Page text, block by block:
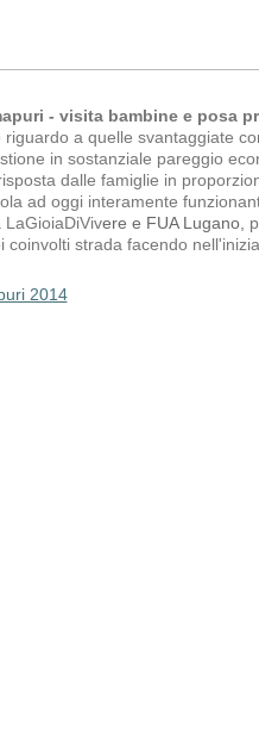
- visita bambine e posa
a quelle svantaggiate
in sostanziale pareggio
dalle famiglie in
ad oggi interamente
LaGioiaDiVivere e FUA Lugano,
coinvolti strada facendo